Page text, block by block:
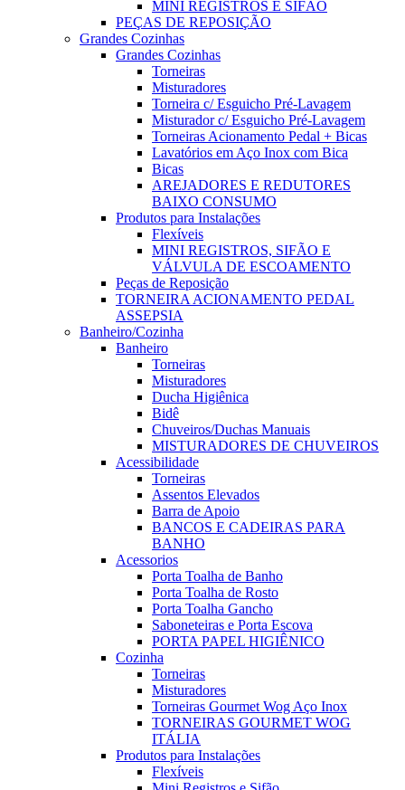
MINI REGISTROS E SIFÃO
PEÇAS DE REPOSIÇÃO
Grandes Cozinhas
Grandes Cozinhas
Torneiras
Misturadores
Torneira c/ Esguicho Pré-Lavagem
Misturador c/ Esguicho Pré-Lavagem
Torneiras Acionamento Pedal + Bicas
Lavatórios em Aço Inox com Bica
Bicas
AREJADORES E REDUTORES
BAIXO CONSUMO
Produtos para Instalações
Flexíveis
MINI REGISTROS, SIFÃO E
VÁLVULA DE ESCOAMENTO
Peças de Reposição
TORNEIRA ACIONAMENTO PEDAL
ASSEPSIA
Banheiro/Cozinha
Banheiro
Torneiras
Misturadores
Ducha Higiênica
Bidê
Chuveiros/Duchas Manuais
MISTURADORES DE CHUVEIROS
Acessibilidade
Torneiras
Assentos Elevados
Barra de Apoio
BANCOS E CADEIRAS PARA
BANHO
Acessorios
Porta Toalha de Banho
Porta Toalha de Rosto
Porta Toalha Gancho
Saboneteiras e Porta Escova
PORTA PAPEL HIGIÊNICO
Cozinha
Torneiras
Misturadores
Torneiras Gourmet Wog Aço Inox
TORNEIRAS GOURMET WOG
ITÁLIA
Produtos para Instalações
Flexíveis